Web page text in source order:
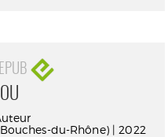
du-Rhône) | 2022